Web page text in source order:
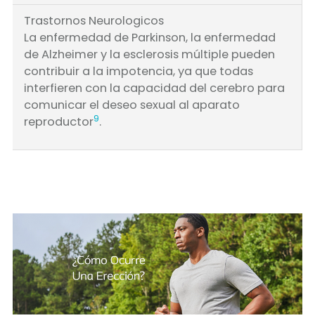
Trastornos Neurologicos
La enfermedad de Parkinson, la enfermedad
de Alzheimer y la esclerosis múltiple pueden
contribuir a la impotencia, ya que todas
interfieren con la capacidad del cerebro para
comunicar el deseo sexual al aparato
reproductor9.